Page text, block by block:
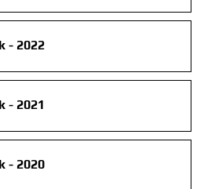
- 2022
- 2021
- 2020